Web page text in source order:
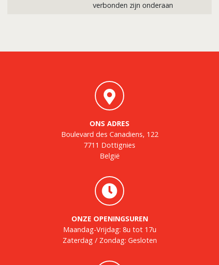
verbonden zijn onderaan
ONS ADRES
Boulevard des Canadiens, 122
7711 Dottignies
België
ONZE OPENINGSUREN
Maandag-Vrijdag: 8u tot 17u
Zaterdag / Zondag: Gesloten